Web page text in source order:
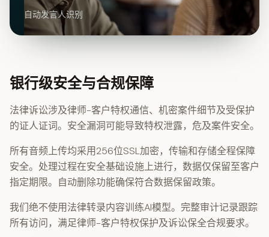
自动发言人识别
银行级安全与合规保障
法律诉讼涉及律师-客户特权通信、机密案件细节及受保护
的证人证词。安全漏洞可能导致特权泄露，危及案件安全。
所有音频上传均采用256位SSL加密，传输和存储全程保障
安全。处理过程在安全基础设施上进行，数据仅保留至客户
指定期限。自动删除功能确保符合数据保留政策。
我们绝不使用法律转录内容训练AI模型。完整审计记录跟踪
所有访问，满足律师-客户特权保护及诉讼保全合规要求。